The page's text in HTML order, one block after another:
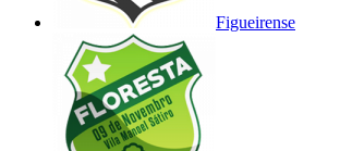
Figueirense